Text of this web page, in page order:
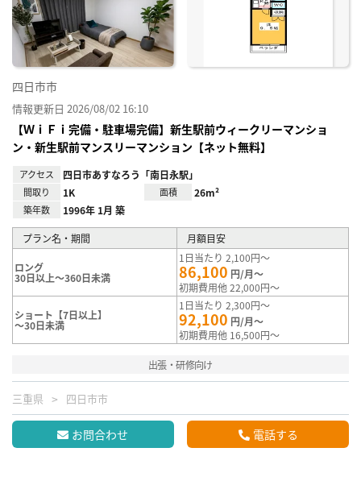
四日市市
情報更新日 2026/08/02 16:10
【ＷｉＦｉ完備・駐車場完備】新生駅前ウィークリーマンショ
ン・新生駅前マンスリーマンション【ネット無料】
アクセス 四日市あすなろう「南日永駅」
間取り 1K 面積 26m²
築年数 1996年 1月 築
プラン名・期間 月額目安
ロング
30日以上～360日未満
1日当たり 2,100円～
86,100 円/月～
初期費用他 22,000円～
ショート【7日以上】
～30日未満
1日当たり 2,300円～
92,100 円/月～
初期費用他 16,500円～
出張・研修向け
三重県 四日市市
お問合わせ 電話する